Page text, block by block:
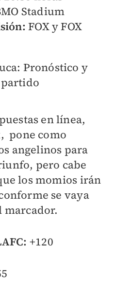
Stadium
FOX y FOX
Pronóstico y
en línea,
pone como
angelinos para
pero cabe
los momios irán
se vaya
marcador.
+120